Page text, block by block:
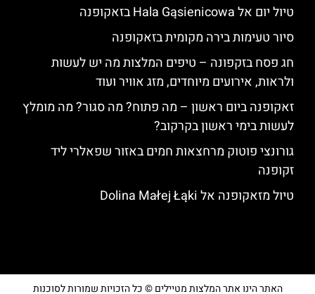
טיול יום אל Hala Gąsienicowa בזאקופנה
סיור טעימות בירה מקומית בזאקופנה
חג פסח בזקפונה – טיפים המלצות מה יש לעשות
ולראות, אירועים מיוחדים, מזג אוויר ועוד
זאקופנה ביום ראשון – מה פתוח? מה סגור? מה מומלץ
לעשות בימי ראשון בקרקוב?
גורונצי פוטוק מרחצאות חמים באזור שפאלרי ליד
זקופנה
טיול מזאקופנה אל Dolina Małej Łąki
האתר הינו אתר המלצות מטיילים © כל הזכויות שמורות לסוכנות